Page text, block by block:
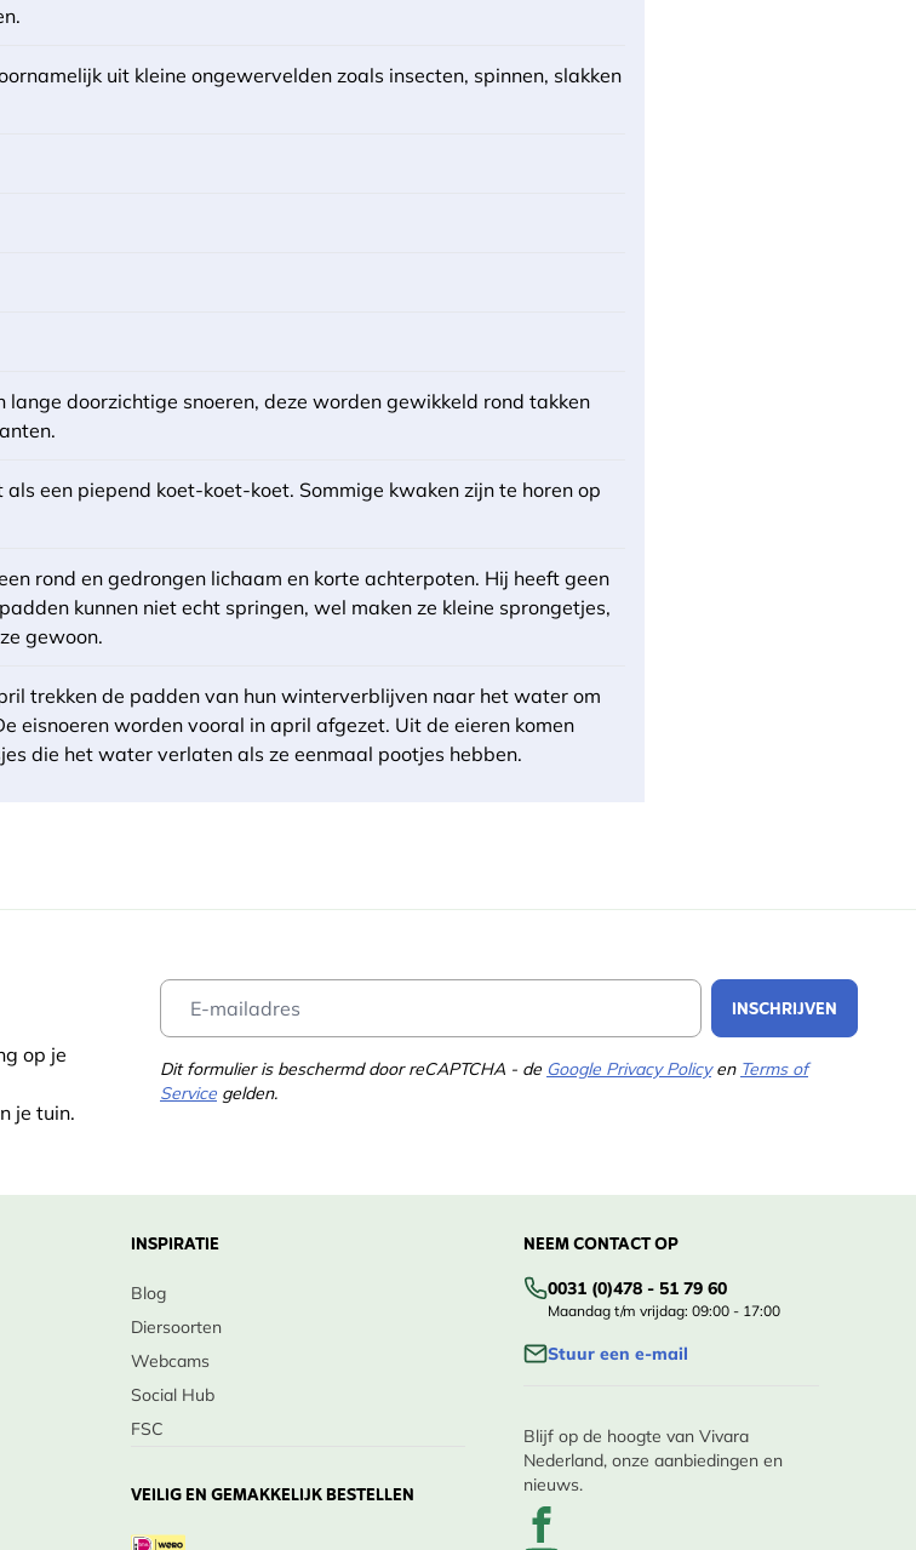
uit kleine ongewervelden zoals insecten, spinnen, slakken
lange doorzichtige snoeren, deze worden gewikkeld rond takken
een piepend koet-koet-koet. Sommige kwaken zijn te horen op
rond en gedrongen lichaam en korte achterpoten. Hij heeft geen
kunnen niet echt springen, wel maken ze kleine sprongetjes,
gewoon.
trekken de padden van hun winterverblijven naar het water om
eisnoeren worden vooral in april afgezet. Uit de eieren komen
die het water verlaten als ze eenmaal pootjes hebben.
op je
je tuin.
INSCHRIJVEN
Dit formulier is beschermd door reCAPTCHA - de Google Privacy Policyen Terms of
Service gelden.
INSPIRATIE
Blog
Diersoorten
Webcams
Social Hub
FSC
VEILIG EN GEMAKKELIJK BESTELLEN
NEEM CONTACT OP
0031 (0)478 - 51 79 60
Maandag t/m vrijdag: 09:00 - 17:00
Stuur een e-mail
Blijf op de hoogte van Vivara
Nederland, onze aanbiedingen en
nieuws.